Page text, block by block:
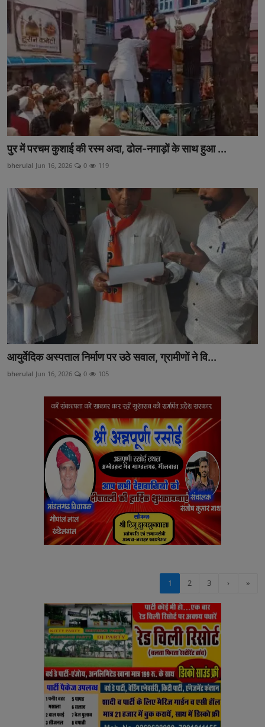
पुर में परचम कुशाई की रस्म अदा, ढोल-नगाड़ों के साथ हुआ ...
bherulal Jun 16, 2026 0 119
आयुर्वेदिक अस्पताल निर्माण पर उठे सवाल, ग्रामीणों ने वि...
bherulal Jun 16, 2026 0 105
1 2 3 › »